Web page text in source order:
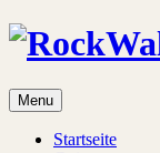
Menu
Startseite